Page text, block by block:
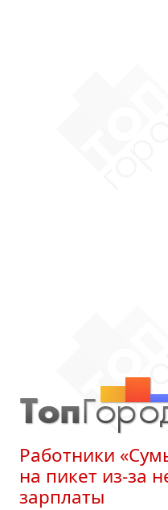
Работники
на пикет из-за
зарплаты